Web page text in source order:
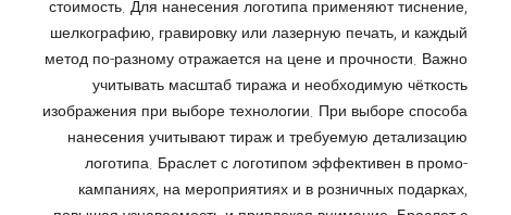
стоимость. Для нанесения логотипа применяют тиснение,
шелкографию, гравировку или лазерную печать, и каждый
метод по-разному отражается на цене и прочности. Важно
учитывать масштаб тиража и необходимую чёткость
изображения при выборе технологии. При выборе способа
нанесения учитывают тираж и требуемую детализацию
логотипа. Браслет с логотипом эффективен в промо-
кампаниях, на мероприятиях и в розничных подарках,